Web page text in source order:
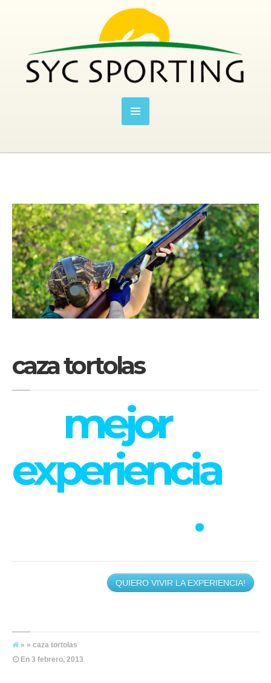
caza tortolas
mejor
experiencia
.
QUIERO VIVIR LA EXPERIENCIA!
» » caza tortolas
En 3 febrero, 2013